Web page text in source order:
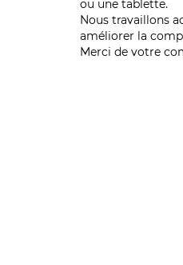
ou une tablette.
Nous travaillons
améliorer la
Merci de votre